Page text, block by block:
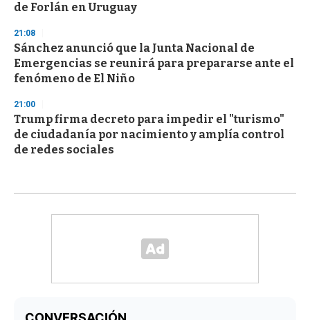
de Forlán en Uruguay
21:08
Sánchez anunció que la Junta Nacional de
Emergencias se reunirá para prepararse ante el
fenómeno de El Niño
21:00
Trump firma decreto para impedir el "turismo"
de ciudadanía por nacimiento y amplía control
de redes sociales